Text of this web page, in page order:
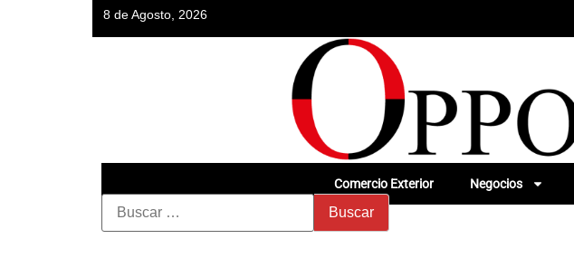
8 de Agosto, 2026
Comercio Exterior Negocios